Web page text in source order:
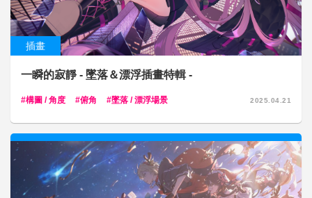
插畫
一瞬的寂靜 - 墜落＆漂浮插畫特輯 -
構圖 / 角度 俯角 墜落 / 漂浮場景 2025.04.21